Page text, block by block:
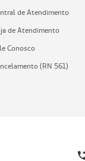
de Atendimento
de Atendimento
Conosco
(RN 561)